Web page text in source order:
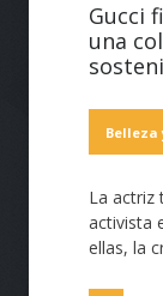
Gucci
una
Belleza
La actriz
activista
ellas, la